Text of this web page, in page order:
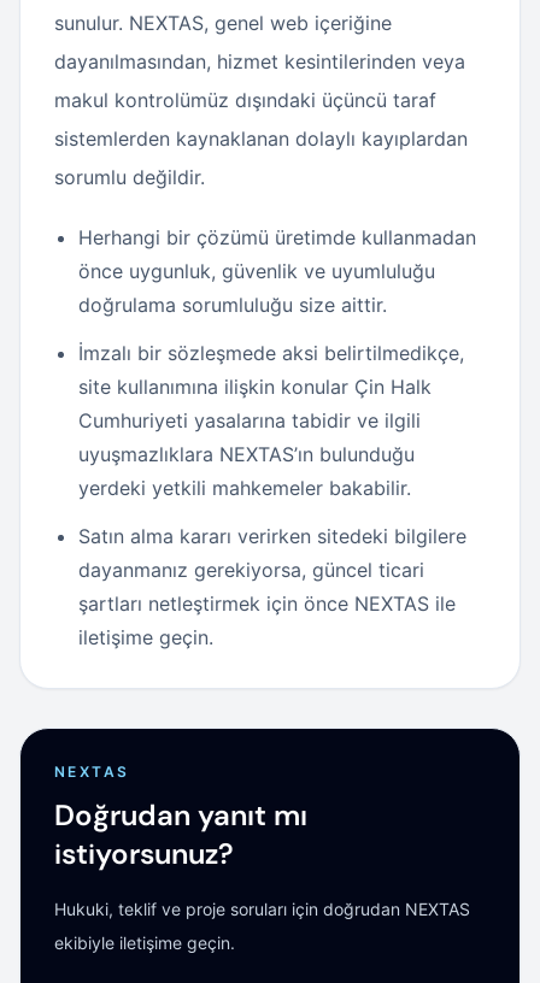
sunulur. NEXTAS, genel web içeriğine
dayanılmasından, hizmet kesintilerinden veya
makul kontrolümüz dışındaki üçüncü taraf
sistemlerden kaynaklanan dolaylı kayıplardan
sorumlu değildir.
Herhangi bir çözümü üretimde kullanmadan
önce uygunluk, güvenlik ve uyumluluğu
doğrulama sorumluluğu size aittir.
İmzalı bir sözleşmede aksi belirtilmedikçe,
site kullanımına ilişkin konular Çin Halk
Cumhuriyeti yasalarına tabidir ve ilgili
uyuşmazlıklara NEXTAS’ın bulunduğu
yerdeki yetkili mahkemeler bakabilir.
Satın alma kararı verirken sitedeki bilgilere
dayanmanız gerekiyorsa, güncel ticari
şartları netleştirmek için önce NEXTAS ile
iletişime geçin.
NEXTAS
Doğrudan yanıt mı
istiyorsunuz?
Hukuki, teklif ve proje soruları için doğrudan NEXTAS
ekibiyle iletişime geçin.